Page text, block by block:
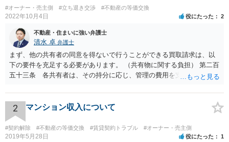
#オーナー・売主側 #立ち退き交渉 #不動産の等価交換
2022年10月4日 役にたった 2
不動産・住まいに強い弁護士
清水 卓 弁護士
まず、他の共有者の同意を得ないで行うことができる買取請求は、以
下の要件を充足する必要があります。 （共有物に関する負担） 第二百
五十三条 各共有者は、その持分に応じ、管理の費用を支払い、その
履行しないときは、他の共有者は、相当の償金を支払ってその者の持
分を取得することができる。 次に、共有物分割請求訴訟を提起した
場合、他の共有者と和解ができれば、その和解内容に基づき解決とな
り、和解ができなければ、判決による解決となります。 ただ、判決
による解決の場合も、ご事案に応じて分割の仕方などバリエーション
2 マンション収入について
#契約解除 #不動産の等価交換 #賃貸契約トラブル #オーナー・売主側
2019年5月28日 役にたった 1